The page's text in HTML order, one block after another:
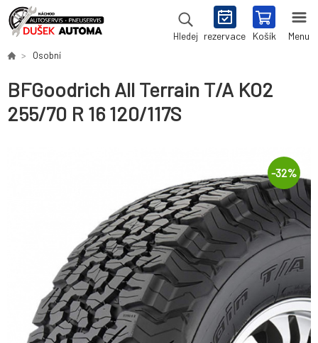
Hledej rezervace Košík Menu
Osobní
BFGoodrich All Terrain T/A KO2
255/70 R 16 120/117S
-32%